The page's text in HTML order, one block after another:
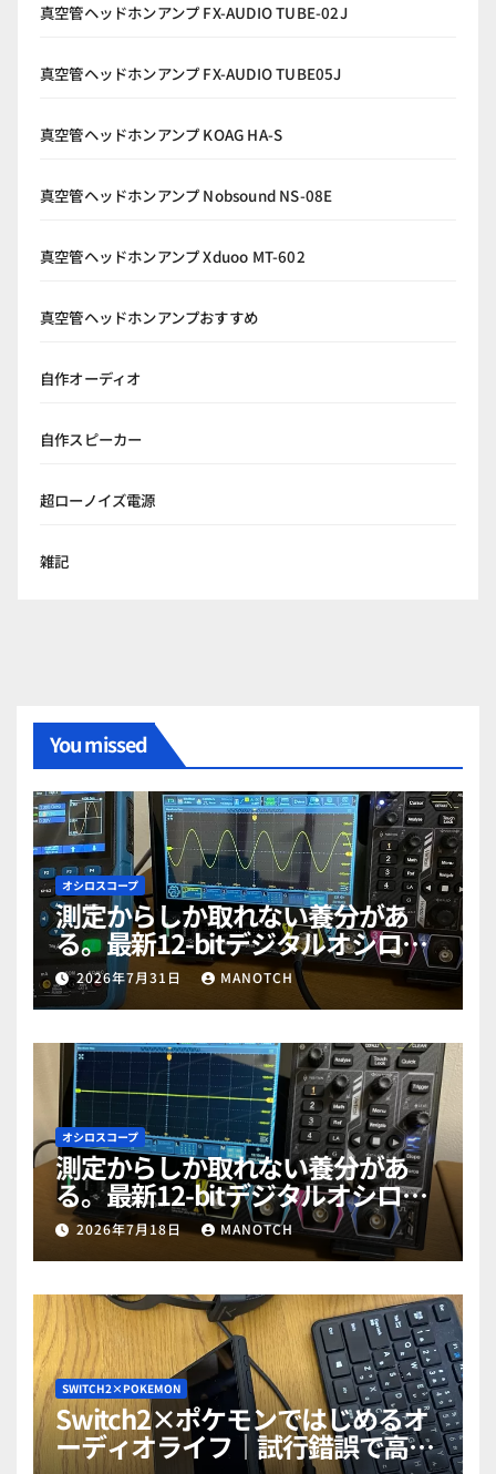
真空管ヘッドホンアンプ FX-AUDIO TUBE-02J
真空管ヘッドホンアンプ FX-AUDIO TUBE05J
真空管ヘッドホンアンプ KOAG HA-S
真空管ヘッドホンアンプ Nobsound NS-08E
真空管ヘッドホンアンプ Xduoo MT-602
真空管ヘッドホンアンプおすすめ
自作オーディオ
自作スピーカー
超ローノイズ電源
雑記
You missed
オシロスコープ
測定からしか取れない養分があ
る。最新12-bitデジタルオシロス
コープ「RIGOL MHO984」で勉強
だぜ！part2
2026年7月31日 MANOTCH
オシロスコープ
測定からしか取れない養分があ
る。最新12-bitデジタルオシロス
コープ「RIGOL MHO984」で勉強
だぜ！part1
2026年7月18日 MANOTCH
SWITCH2×POKEMON
Switch2×ポケモンではじめるオ
ーディオライフ｜試行錯誤で高音